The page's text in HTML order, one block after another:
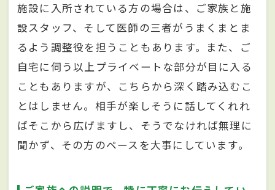
施設に入所されている方の場合は、ご家族と施
設スタッフ、そして医師の三者がうまくまとま
るよう調整役を担うこともあります。また、ご
自宅に伺う以上プライベートな部分が目に入る
こともありますが、こちらから深く踏み込むこ
とはしません。相手が楽しそうに話してくれれ
ばそこから広げますし、そうでなければ無理に
聞かず、その方のペースを大事にしています。